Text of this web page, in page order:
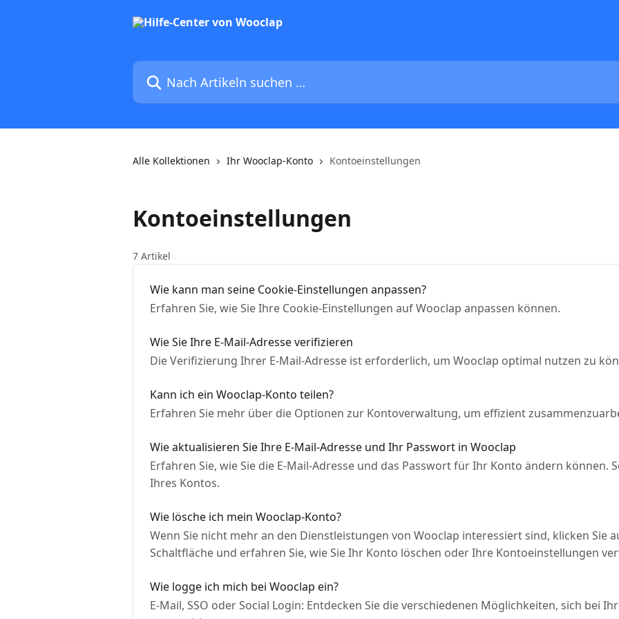
Nach Artikeln suchen …
Alle Kollektionen Ihr Wooclap-Konto Kontoeinstellungen
Kontoeinstellungen
7 Artikel
Wie kann man seine Cookie-Einstellungen anpassen?
Erfahren Sie, wie Sie Ihre Cookie-Einstellungen auf Wooclap anpassen können.
Wie Sie Ihre E-Mail-Adresse verifizieren
Die Verifizierung Ihrer E-Mail-Adresse ist erforderlich, um Wooclap optimal nutzen zu
Kann ich ein Wooclap-Konto teilen?
Erfahren Sie mehr über die Optionen zur Kontoverwaltung, um effizient
Wie aktualisieren Sie Ihre E-Mail-Adresse und Ihr Passwort in Wooclap
Erfahren Sie, wie Sie die E-Mail-Adresse und das Passwort für Ihr Konto ändern können.
Ihres Kontos.
Wie lösche ich mein Wooclap-Konto?
Wenn Sie nicht mehr an den Dienstleistungen von Wooclap interessiert sind, klicken Sie
Schaltfläche und erfahren Sie, wie Sie Ihr Konto löschen oder Ihre Kontoeinstellungen
Wie logge ich mich bei Wooclap ein?
E-Mail, SSO oder Social Login: Entdecken Sie die verschiedenen Möglichkeiten, sich bei